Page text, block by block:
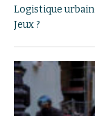
Logistique
Jeux ?